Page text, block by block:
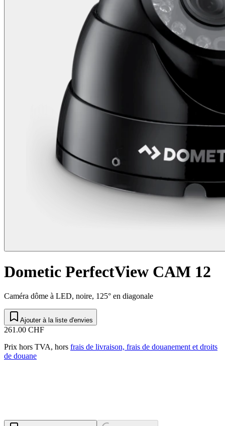
Dometic PerfectView CAM 12
Caméra dôme à LED, noire, 125° en diagonale
Ajouter à la liste d'envies
261.00 CHF
Prix hors TVA, hors frais de livraison, frais de douanement et droits
de douane